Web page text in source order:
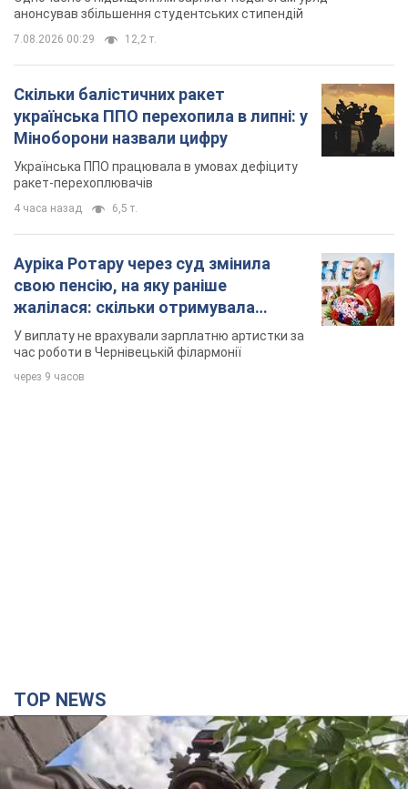
анонсував збільшення студентських стипендій
7.08.2026 00:29 12,2 т.
Скільки балістичних ракет
українська ППО перехопила в липні: у
Міноборони назвали цифру
Українська ППО працювала в умовах дефіциту
ракет-перехоплювачів
4 часа назад 6,5 т.
Ауріка Ротару через суд змінила
свою пенсію, на яку раніше
жалілася: скільки отримувала
співачка
У виплату не врахували зарплатню артистки за
час роботи в Чернівецькій філармонії
через 9 часов
TOP NEWS